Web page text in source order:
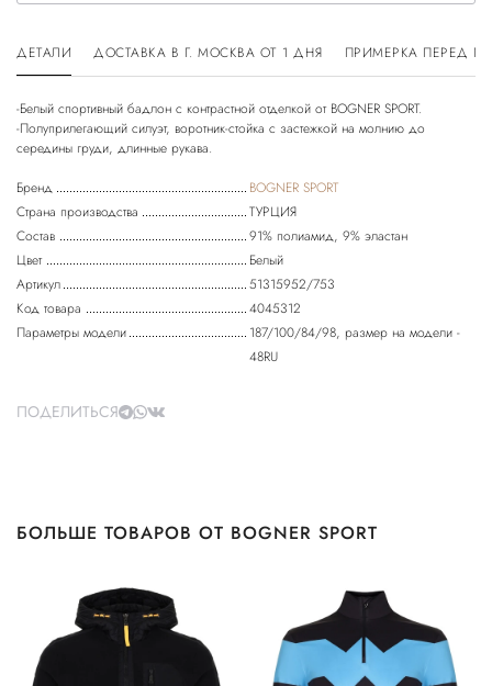
ДЕТАЛИ ДОСТАВКА В Г. МОСКВА ОТ 1 ДНЯ ПРИМЕРКА ПЕРЕД
-Белый спортивный бадлон с контрастной отделкой от BOGNER SPORT.
-Полуприлегающий силуэт, воротник-стойка с застежкой на молнию до
Бренд
BOGNER SPORT
Страна производства
ТУРЦИЯ
Состав
91% полиамид, 9% эластан
Цвет
Белый
Артикул
51315952/753
Код товара
4045312
Параметры модели
187/100/84/98, размер на модели -
48RU
ПОДЕЛИТЬСЯ
БОЛЬШЕ ТОВАРОВ ОТ BOGNER SPORT